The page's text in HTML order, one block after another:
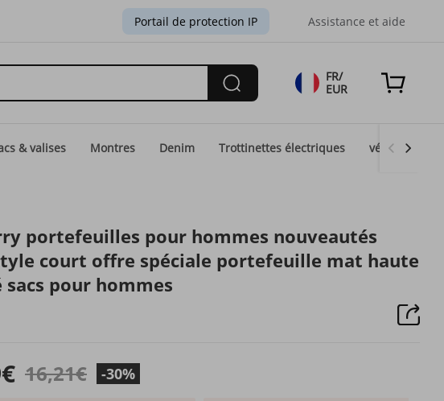
Portail de protection IP Assistance et aide
FR/
EUR
& valises Montres Denim Trottinettes électriques vélos
portefeuilles pour hommes nouveautés
court offre spéciale portefeuille mat haute
pour hommes
16,21€ -30%